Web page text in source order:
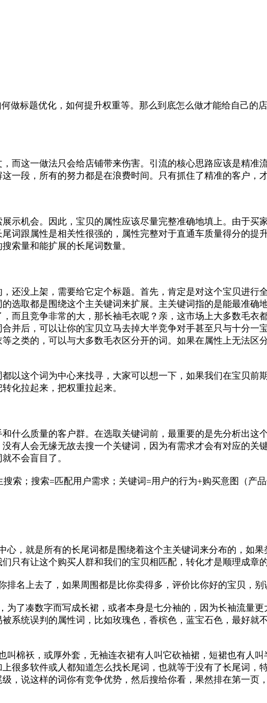
做标题优化，如何提升权重等。那么到底怎么做才能给自己的
而这一做法只会给店铺带来伤害。引流的核心思路应该是精准
一段，所有的努力都是在浪费时间。只有抓住了精准的客户，
示机会。因此，宝贝的属性应该尽量完整准确地填上。由于买
词跟属性是相关性很强的，属性完整对于直通车质量得分的提
索量和能扩展的长尾词数量。
还没上架，需要给它定个标题。首先，肯定是对这个宝贝进行
选取都是围绕这个主关键词来扩展。主关键词指的是能最准确
而且竞争非常的大，那长袖毛衣呢？亲，这市场上大多数毛衣
并后，可以让你的宝贝立马去掉大半竞争对手甚至只与十分一
之类的，可以与大多数毛衣区分开的词。如果在属性上无法区
以这个词为中心来找寻，大家可以想一下，如果我们在宝贝前
化拉起来，把权重拉起来。
什么质量的客户群。在选取关键词前，最重要的是先分析出这
有人会无缘无故去搜一个关键词，因为有需求才会有对应的关
不会盲目了。
索；搜索=匹配用户需求；关键词=用户的行为+购买意图（产品
心，就是所有的长尾词都是围绕着这个主关键词来分布的，如
只有让这个购买人群和我们的宝贝相匹配，转化才是顺理成章的
名上去了，如果周围都是比你卖得多，评价比你好的宝贝，别
为了凑数字而写成长裙，或者本身是七分袖的，因为长袖流量
系统误判的属性词，比如玫瑰色，香槟色，蓝宝石色，最好就
叫棉袄，或厚外套，无袖连衣裙有人叫它砍袖裙，短裙也有人
很多软件或人都知道怎么找长尾词，也就等于没有了长尾词，
，说这样的词你有竞争优势，然后搜给你看，果然排在第一页